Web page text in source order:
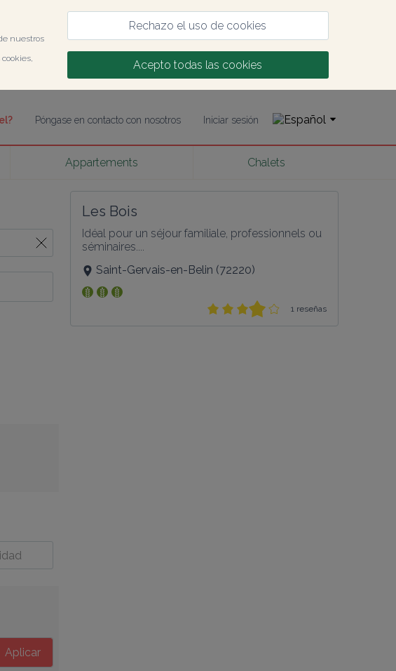
nuestros
Rechazo el uso de cookies
Acepto todas las cookies
Póngase en contacto con nosotros Iniciar sesión
Appartements Chalets
Aplicar
Les Bois
Idéal pour un séjour familiale, professionnels ou
séminaires....
Saint-Gervais-en-Belin (72220)
1 reseñas